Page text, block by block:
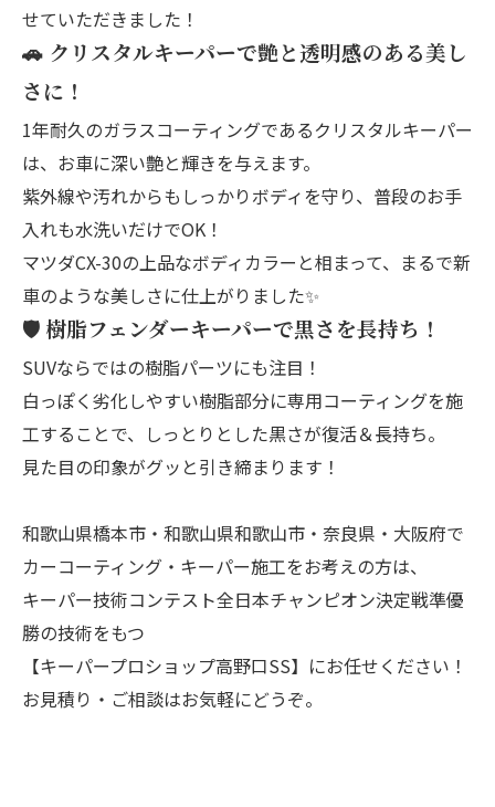
せていただきました！
🚗 クリスタルキーパーで艶と透明感のある美し
さに！
1年耐久のガラスコーティングであるクリスタルキーパー
は、お車に深い艶と輝きを与えます。
紫外線や汚れからもしっかりボディを守り、普段のお手
入れも水洗いだけでOK！
マツダCX-30の上品なボディカラーと相まって、まるで新
車のような美しさに仕上がりました✨
🛡️ 樹脂フェンダーキーパーで黒さを長持ち！
SUVならではの樹脂パーツにも注目！
白っぽく劣化しやすい樹脂部分に専用コーティングを施
工することで、しっとりとした黒さが復活＆長持ち。
見た目の印象がグッと引き締まります！
和歌山県橋本市・和歌山県和歌山市・奈良県・大阪府で
カーコーティング・キーパー施工をお考えの方は、
キーパー技術コンテスト全日本チャンピオン決定戦準優
勝の技術をもつ
【キーパープロショップ高野口SS】にお任せください！
お見積り・ご相談はお気軽にどうぞ。